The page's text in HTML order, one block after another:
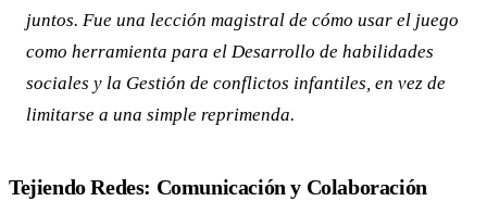
juntos. Fue una lección magistral de cómo usar el juego
como herramienta para el Desarrollo de habilidades
sociales y la Gestión de conflictos infantiles, en vez de
limitarse a una simple reprimenda.
Tejiendo Redes: Comunicación y Colaboración